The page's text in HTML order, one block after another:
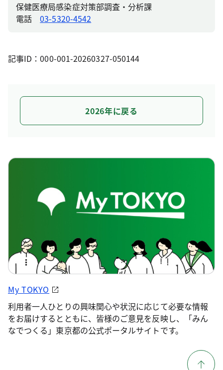
保健医療局感染症対策部調査・分析課
電話03-5320-4542
記事ID：000-001-20260327-050144
2026年に戻る
My TOKYO
利用者一人ひとりの興味関心や状況に応じて必要な情報
をお届けするとともに、皆様のご意見を反映し、「みん
なでつくる」東京都の公式ポータルサイトです。